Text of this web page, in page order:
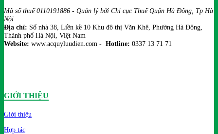
Mã số thuế 0110191886 - Quản lý bởi Chi cục Thuế Quận Hà Đông, Tp Hà
Nội
Địa chỉ: Số nhà 38, Liền kề 10 Khu đô thị Văn Khê, Phường Hà Đông,
Thành phố Hà Nội, Việt Nam
Website: www.acquyluudien.com - Hotline: 0337 13 71 71
GIỚI THIỆU
Giới thiệu
Hợp tác